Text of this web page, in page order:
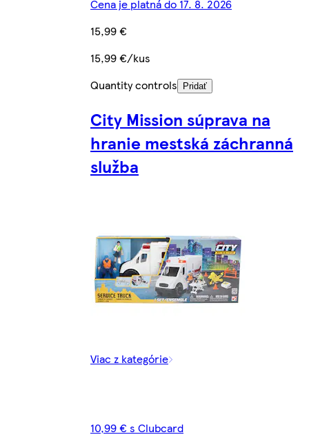
Cena je platná do 17. 8. 2026
15,99 €
15,99 €/kus
Quantity controls
Pridať
City Mission súprava na
hranie mestská záchranná
služba
Viac z kategórie
10,99 € s Clubcard